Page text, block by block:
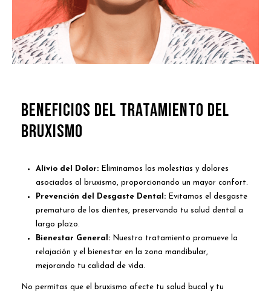
Beneficios del Tratamiento del
bruxismo
Alivio del Dolor: Eliminamos las molestias y dolores
asociados al bruxismo, proporcionando un mayor confort.
Prevención del Desgaste Dental: Evitamos el desgaste
prematuro de los dientes, preservando tu salud dental a
largo plazo.
Bienestar General: Nuestro tratamiento promueve la
relajación y el bienestar en la zona mandibular,
mejorando tu calidad de vida.
No permitas que el bruxismo afecte tu salud bucal y tu